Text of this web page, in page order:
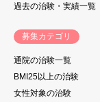
過去の治験・実績一覧
募集カテゴリ
通院の治験一覧
BMI25以上の治験
女性対象の治験